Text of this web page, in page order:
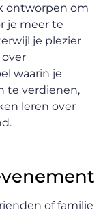
ontworpen om
je meer te
je plezier
waarin je
te verdienen,
leren over
of familie